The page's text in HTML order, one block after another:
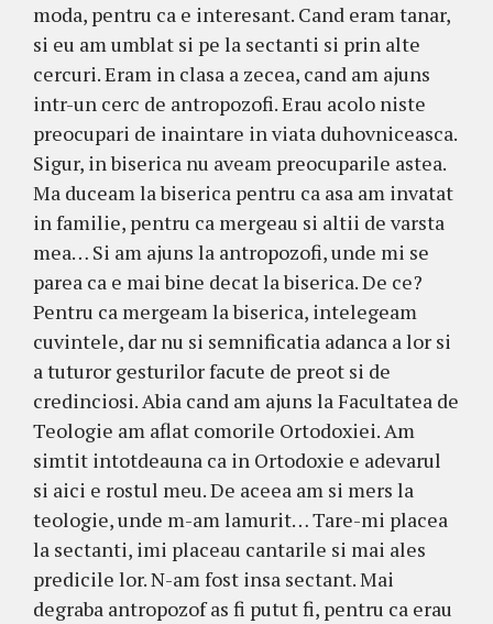
moda, pentru ca e interesant. Cand eram tanar,
si eu am umblat si pe la sectanti si prin alte
cercuri. Eram in clasa a zecea, cand am ajuns
intr-un cerc de antropozofi. Erau acolo niste
preocupari de inaintare in viata duhovniceasca.
Sigur, in biserica nu aveam preocuparile astea.
Ma duceam la biserica pentru ca asa am invatat
in familie, pentru ca mergeau si altii de varsta
mea… Si am ajuns la antropozofi, unde mi se
parea ca e mai bine decat la biserica. De ce?
Pentru ca mergeam la biserica, intelegeam
cuvintele, dar nu si semnificatia adanca a lor si
a tuturor gesturilor facute de preot si de
credinciosi. Abia cand am ajuns la Facultatea de
Teologie am aflat comorile Ortodoxiei. Am
simtit intotdeauna ca in Ortodoxie e adevarul
si aici e rostul meu. De aceea am si mers la
teologie, unde m-am lamurit… Tare-mi placea
la sectanti, imi placeau cantarile si mai ales
predicile lor. N-am fost insa sectant. Mai
degraba antropozof as fi putut fi, pentru ca erau